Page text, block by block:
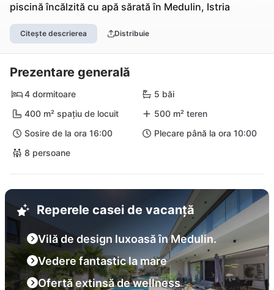
piscină încălzită cu apă sărată în Medulin, Istria
Citește descrierea Distribuie
Prezentare generală
4 dormitoare
5 băi
400 m² spațiu de locuit
500 m² teren
Sosire de la ora 16:00
Plecare până la ora 10:00
8 persoane
Reperele casei de vacanță
Vilă de design luxoasă în Medulin.
Vedere fantastic la mare
Ofertă extinsă de wellness